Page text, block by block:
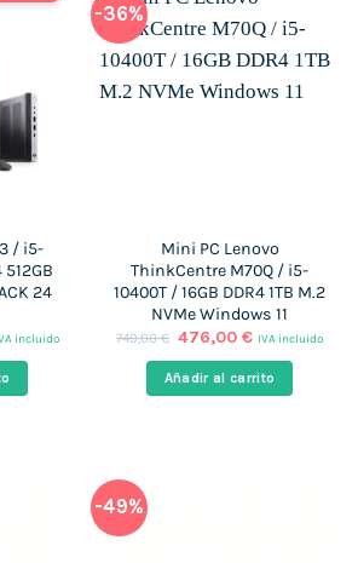
/ i5-
24
incluido
-36%
Mini PC Lenovo
ThinkCentre M70Q / i5-
10400T / 16GB DDR4 1TB M.2
NVMe Windows 11
749,00€ El
original
era:
476,00€El
actual
es:
IVA incluido
Añadir al carrito
-49%